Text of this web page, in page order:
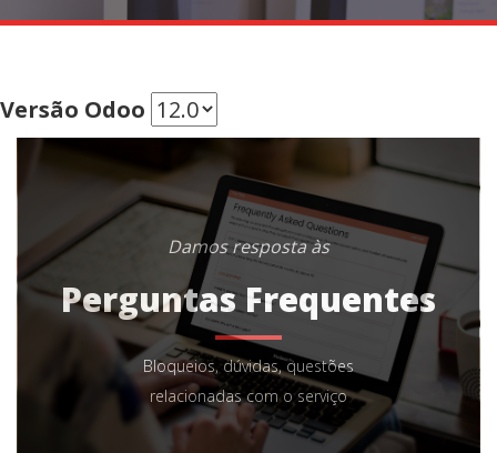
Versão Odoo
Damos resposta às
Perguntas Frequentes
Bloqueios, dúvidas, questões
relacionadas com o serviço